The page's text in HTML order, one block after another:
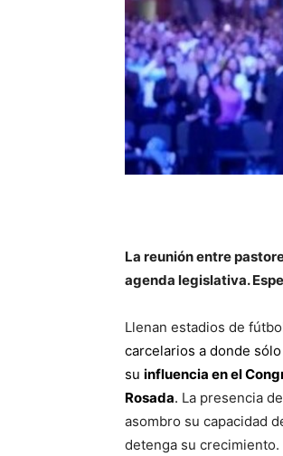
La reunión entre
agenda legislativa.
Llenan estadios de
carcelarios a donde
su influencia en el
Rosada. La presencia
asombro su capacidad
detenga su crecimiento.